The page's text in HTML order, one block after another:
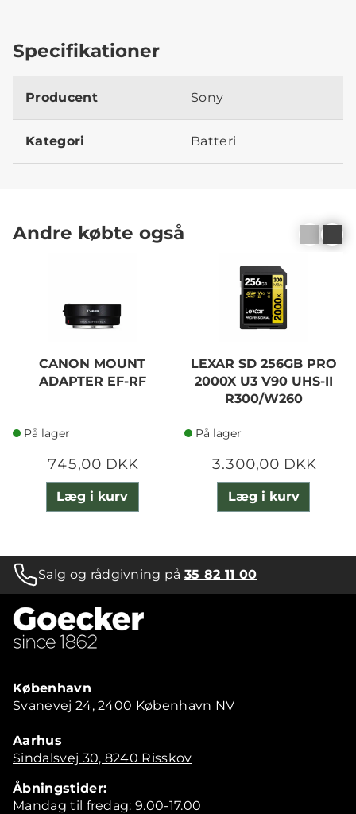
Specifikationer
Producent Sony
Kategori Batteri
Andre købte også
CANON MOUNT
ADAPTER EF-RF
På lager
745,00 DKK
Læg i kurv
LEXAR SD 256GB PRO
2000X U3 V90 UHS-II
R300/W260
På lager
3.300,00 DKK
Læg i kurv
Salg og rådgivning på35 82 11 00
København
Svanevej 24, 2400 København NV
Aarhus
Sindalsvej 30, 8240 Risskov
Åbningstider:
Mandag til fredag: 9.00-17.00